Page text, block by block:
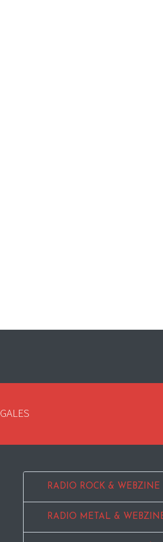
RADIO ROCK & WEBZINE
RADIO METAL &